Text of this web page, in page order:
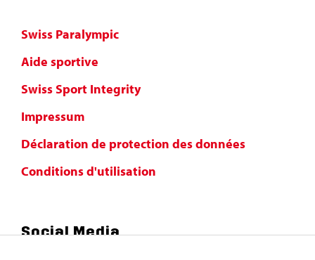
Swiss Paralympic
Aide sportive
Swiss Sport Integrity
Impressum
Déclaration de protection des données
Conditions d'utilisation
Social Media